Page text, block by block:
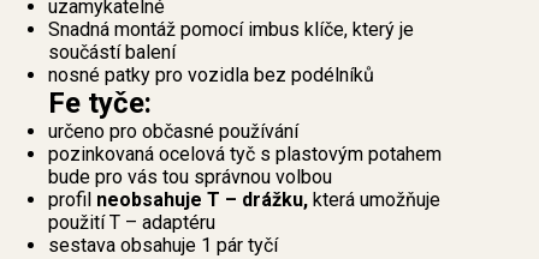
uzamykatelné
Snadná montáž pomocí imbus klíče, který je
součástí balení
nosné patky pro vozidla bez podélníků
Fe tyče:
určeno pro občasné používání
pozinkovaná ocelová tyč s plastovým potahem
bude pro vás tou správnou volbou
profil neobsahuje T – drážku, která umožňuje
použití T – adaptéru
sestava obsahuje 1 pár tyčí